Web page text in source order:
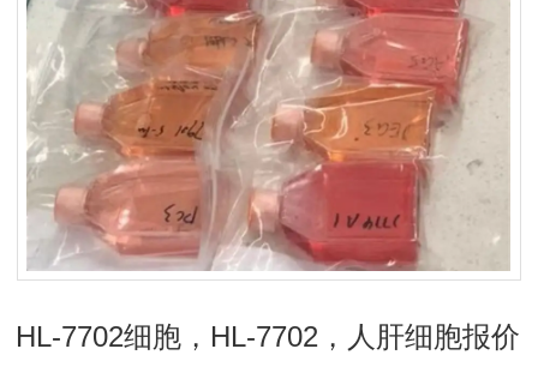
HL-7702细胞，HL-7702，人肝细胞报价